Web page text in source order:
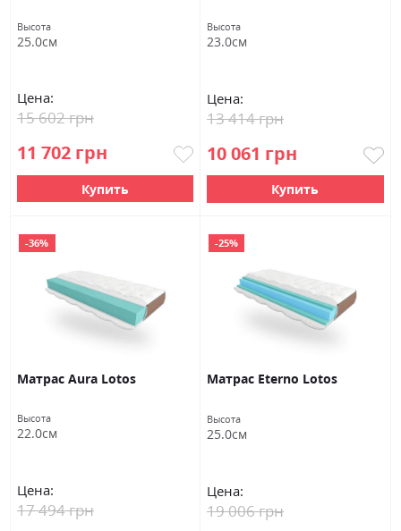
Высота
25.0см
Цена:
11 702 грн
15 602 грн
Купить
Высота
23.0см
Цена:
10 061 грн
13 414 грн
Купить
-36%
Матраc Aura Lotos
Высота
22.0см
Цена:
17 494 грн
-25%
Матраc Eterno Lotos
Высота
25.0см
Цена:
19 006 грн